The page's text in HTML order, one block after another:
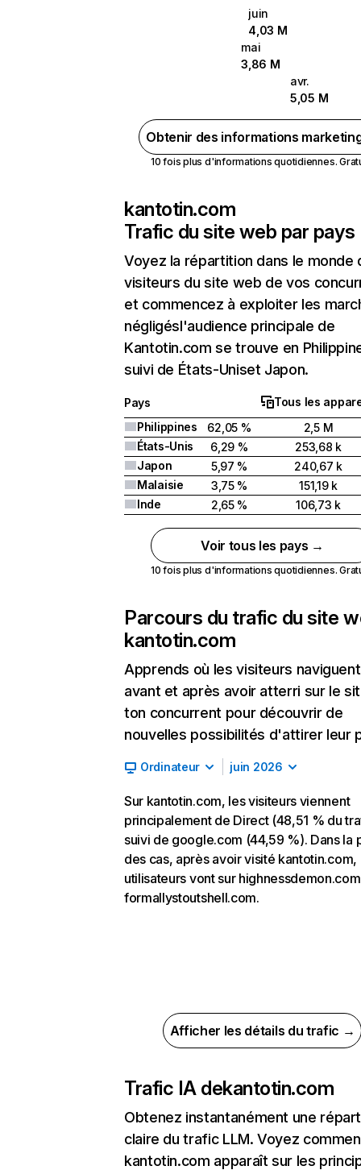
juin
4,03 M
mai
3,86 M
avr.
5,05 M
Obtenir des informations
10 fois plus d'informations quotidiennes.
kantotin.com
Trafic du site web par pays
Voyez la répartition dans le monde
visiteurs du site web de vos
et commencez à exploiter les
négligésl'audience principale de
Kantotin.com se trouve en
suivi de États-Uniset Japon.
Pays
Tous les
Philippines
62,05 %
2,5 M
États-Unis
6,29 %
253,68 k
Japon
5,97 %
240,67 k
Malaisie
3,75 %
151,19 k
Inde
2,65 % 106,73 k
Voir tous les pays →
10 fois plus d'informations quotidiennes.
Parcours du trafic du site
kantotin.com
Apprends où les visiteurs naviguent
avant et après avoir atterri sur le
ton concurrent pour découvrir de
nouvelles possibilités d'attirer leur
Ordinateur juin 2026
Sur kantotin.com, les visiteurs viennent
principalement de Direct (48,51 % du
suivi de google.com (44,59 %). Dans la
des cas, après avoir visité kantotin.com,
utilisateurs vont sur
formallystoutshell.com.
Afficher les détails du trafic →
Trafic IA dekantotin.com
Obtenez instantanément une
claire du trafic LLM. Voyez
kantotin.com apparaît sur les